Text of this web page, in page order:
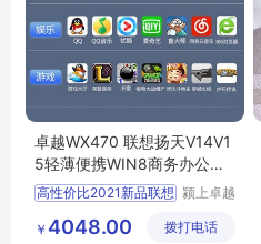
卓越WX470 联想扬天V14V1
5轻薄便携WIN8商务办公学
生游戏本
高性价比2021新品联想 颍上卓越
有限公司
￥ 4048.00 拨打电话